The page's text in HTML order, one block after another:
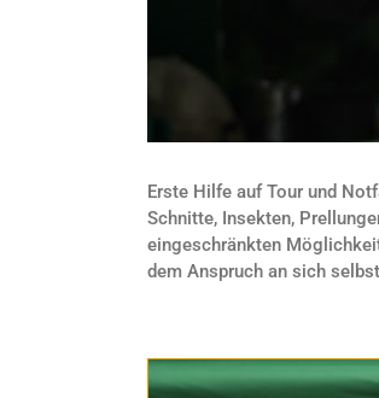
Erste Hilfe auf Tour und
Schnitte, Insekten,
eingeschränkten
dem Anspruch an sich